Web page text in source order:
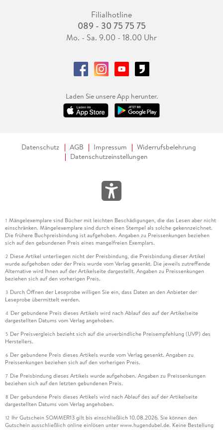
Filialhotline
089 - 30 75 75 75
Mo. - Sa. 9.00 - 18.00 Uhr
Laden Sie unsere App herunter.
Datenschutz AGB Impressum
Widerrufsbelehrung
Datenschutzeinstellungen
1 Mängelexemplare sind Bücher mit leichten Beschädigungen, die das Lesen aber nicht
einschränken. Mängelexemplare sind durch einen Stempel als solche gekennzeichnet.
Die frühere Buchpreisbindung ist aufgehoben. Angaben zu Preissenkungen beziehen
sich auf den gebundenen Preis eines mangelfreien Exemplars.
2 Diese Artikel unterliegen nicht der Preisbindung, die Preisbindung dieser Artikel
wurde aufgehoben oder der Preis wurde vom Verlag gesenkt. Die jeweils zutreffende
Alternative wird Ihnen auf der Artikelseite dargestellt. Angaben zu Preissenkungen
beziehen sich auf den vorherigen Preis.
3 Durch Öffnen der Leseprobe willigen Sie ein, dass Daten an den Anbieter der
Leseprobe übermittelt werden.
4 Der gebundene Preis dieses Artikels wird nach Ablauf des auf der Artikelseite
dargestellten Datums vom Verlag angehoben.
5 Der Preisvergleich bezieht sich auf die unverbindliche Preisempfehlung (UVP) des
Herstellers.
6 Der gebundene Preis dieses Artikels wurde vom Verlag gesenkt. Angaben zu
Preissenkungen beziehen sich auf den vorherigen Preis.
7 Die Preisbindung dieses Artikels wurde aufgehoben. Angaben zu Preissenkungen
beziehen sich auf den letzten gebundenen Preis.
8 Der gebundene Preis dieses Artikels wird nach Ablauf des auf der Artikelseite
dargestellten Datums vom Verlag angehoben.
12 Ihr Gutschein SOMMER13 gilt bis einschließlich 10.08.2026. Sie können den
Gutschein ausschließlich online einlösen unter www.hugendubel.de. Keine Bestellung